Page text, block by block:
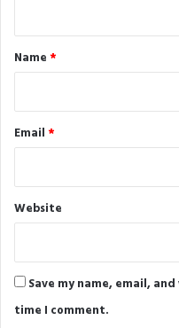
*
Name *
Email *
Website
Save my name, email,
time I comment.